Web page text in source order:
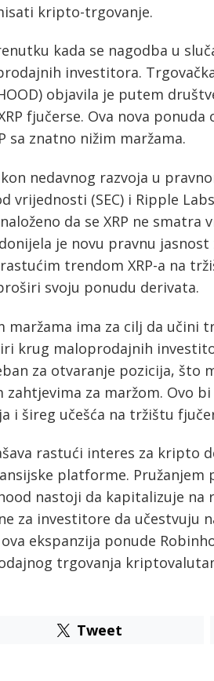
kripto-trgovanje.
kada se nagodba u
investitora.
objavila je putem
fjučerse. Ova nova ponuda
sa znatno nižim maržama.
nedavnog razvoja u
vrijednosti (SEC) i Ripple
da se XRP ne smatra
je novu pravnu jasnost
trendom XRP-a na
svoju ponudu derivata.
maržama ima za cilj da učini
krug maloprodajnih
za otvaranje pozicija, što
za maržom. Ovo
šireg učešća na tržištu
rastući interes za kripto
platforme. Pružanjem
nastoji da kapitalizuje na
za investitore da učestvuju
ekspanzija ponude
trgovanja
Tweet